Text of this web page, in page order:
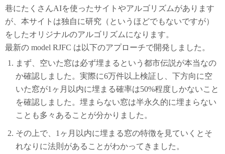
巷にたくさんAIを使ったサイトやアルゴリズムがあります
が、本サイトは独自に研究（というほどでもないですが）
をしたオリジナルのアルゴリズムになります。
最新の model RJFC は以下のアプローチで開発しました。
まず、空いた窓は必ず埋まるという都市伝説が本当なの
か確認しました。実際に6万件以上検証し、下方向に空
いた窓が1ヶ月以内に埋まる確率は50%程度しかないこと
を確認しました。埋まらない窓は半永久的に埋まらない
ことも多々あることが分かりました。
その上で、1ヶ月以内に埋まる窓の特徴を見ていくとそ
れなりに法則があることがわかってきました。